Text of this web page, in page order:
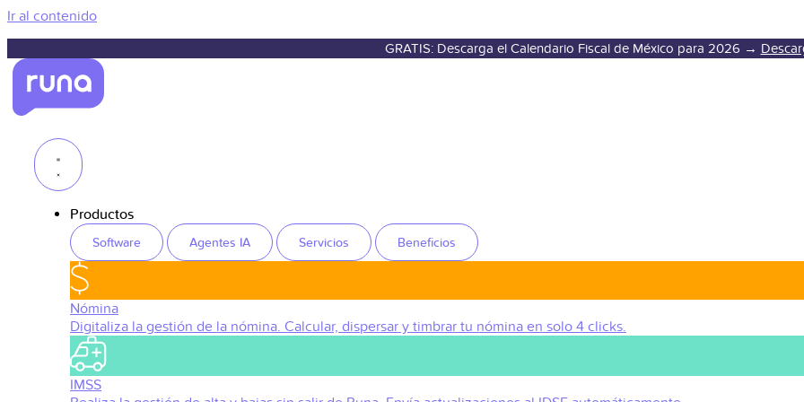
Ir al contenido
GRATIS: Descarga el Calendario Fiscal de México para 2026 →
Productos
Software Agentes IA Servicios Beneficios
Nómina
Digitaliza la gestión de la nómina. Calcular, dispersar y timbrar tu nómina en solo 4 clicks.
IMSS